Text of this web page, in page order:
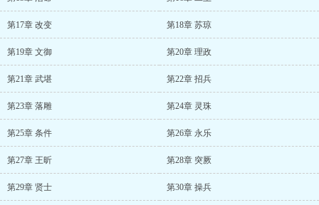
第17章 改变 第18章 苏琼
第19章 文御 第20章 理政
第21章 武堪 第22章 招兵
第23章 落雕 第24章 灵珠
第25章 条件 第26章 永乐
第27章 王昕 第28章 突厥
第29章 贤士 第30章 操兵